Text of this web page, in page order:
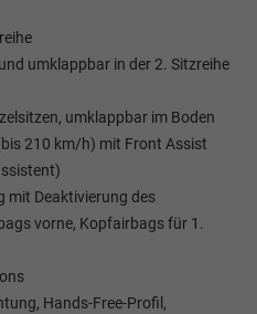
umklappbar in der 2. Sitzreihe
umklappbar im Boden
210 km/h) mit Front Assist
mit Deaktivierung des
vorne, Kopfairbags für 1.
Hands-Free-Profil,